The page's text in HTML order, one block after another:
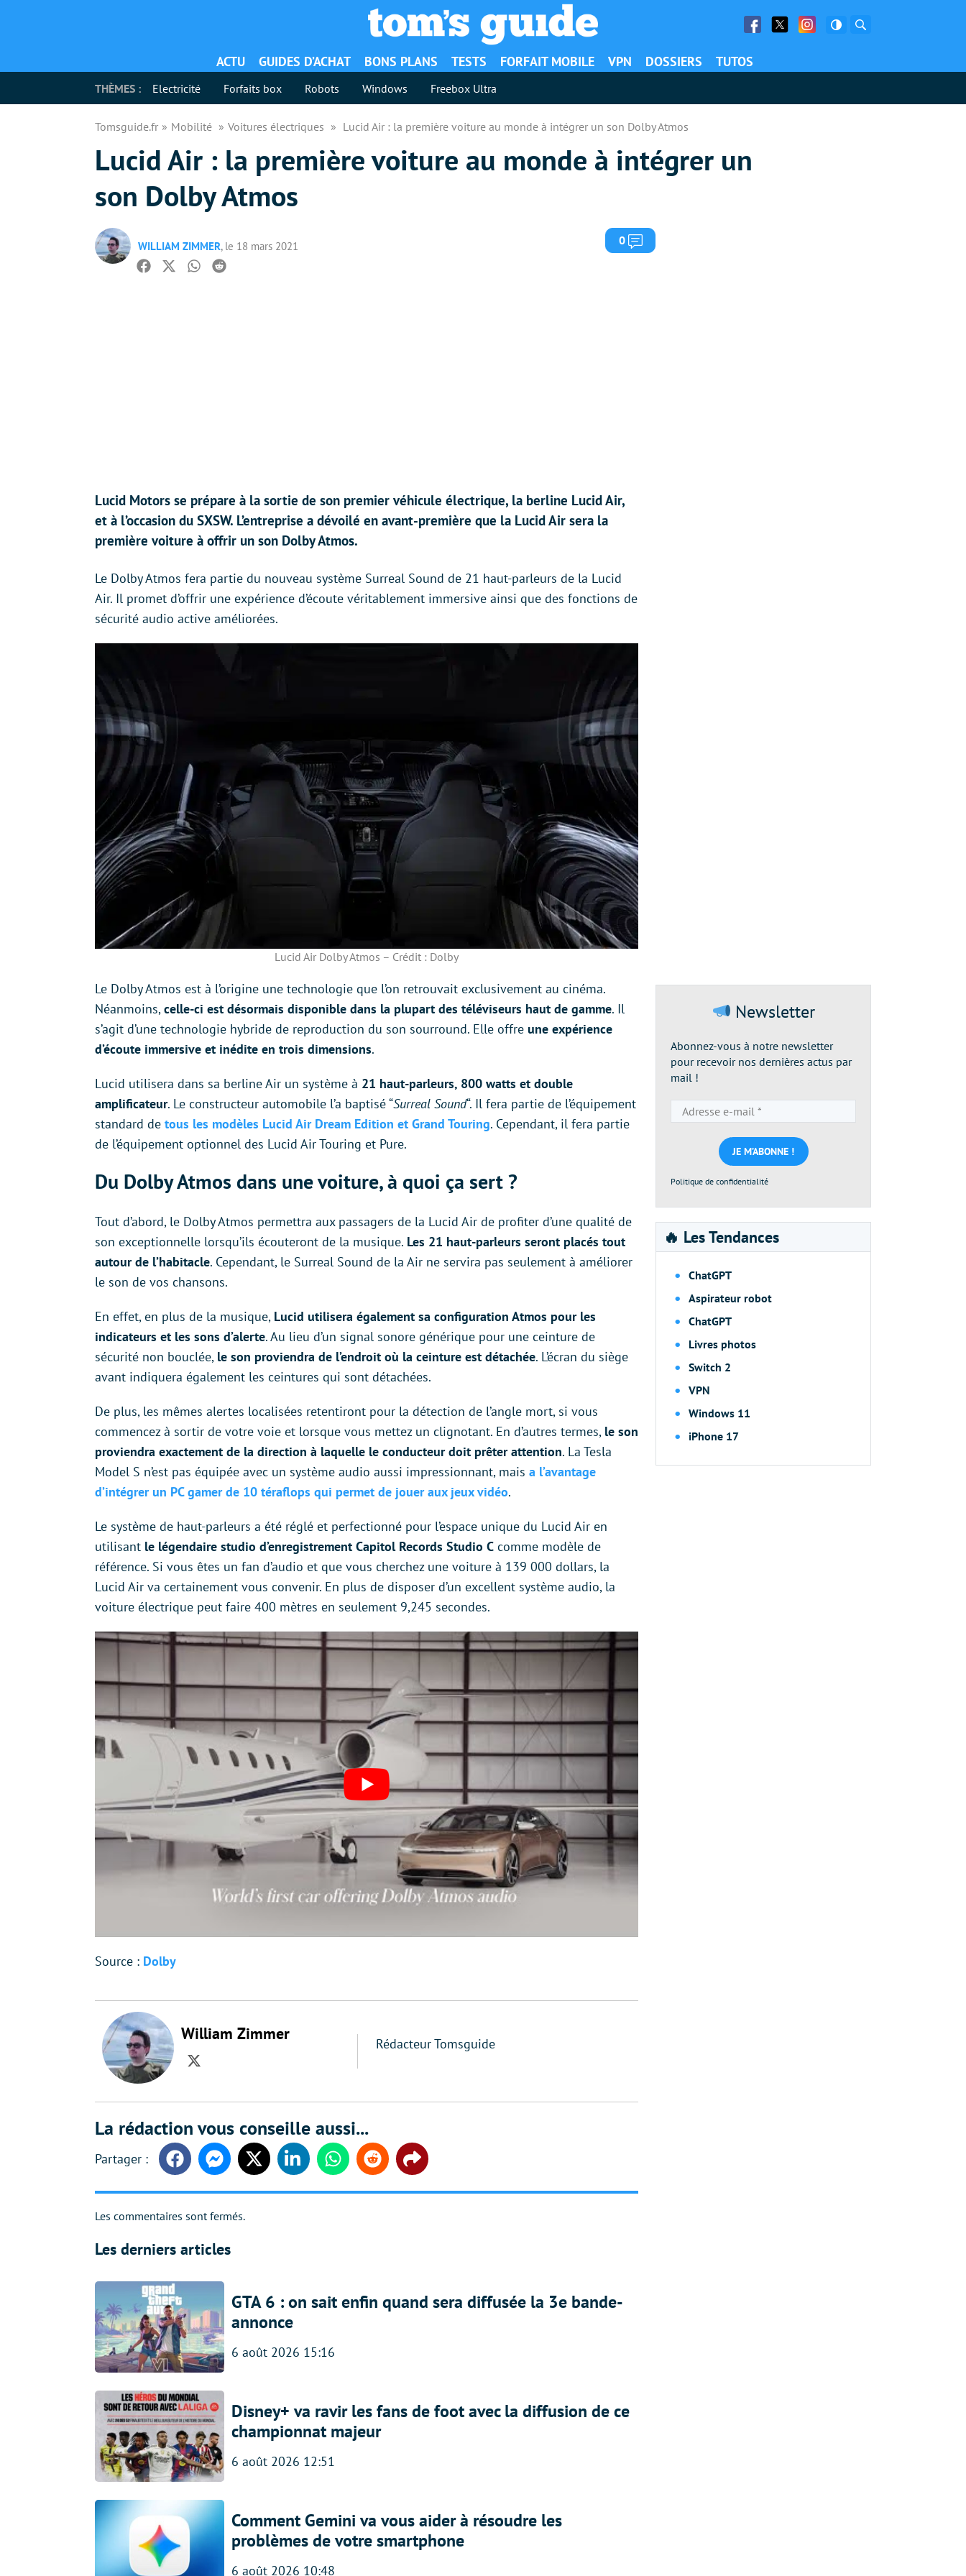
Facebook
Twitter Facebook
ACTU GUIDES D’ACHAT BONS PLANS TESTS FORFAIT MOBILE VPN DOSSIERS TUTOS
THÈMES : Electricité Forfaits box Robots Windows Freebox Ultra
Tomsguide.fr Mobilité Voitures électriques Lucid Air : la première voiture au monde à intégrer un son Dolby Atmos
Lucid Air : la première voiture au monde à intégrer un
son Dolby Atmos
WILLIAM ZIMMER, le 18 mars 2021 0 Commentaires
Facebook
TwitterWhatsapp
Reddit
Lucid Motors se prépare à la sortie de son premier véhicule électrique, la berline Lucid Air,
et à l’occasion du SXSW. L’entreprise a dévoilé en avant-première que la Lucid Air sera la
première voiture à offrir un son Dolby Atmos.
Le Dolby Atmos fera partie du nouveau système Surreal Sound de 21 haut-parleurs de la Lucid
Air. Il promet d’offrir une expérience d’écoute véritablement immersive ainsi que des fonctions de
sécurité audio active améliorées.
Lucid Air Dolby Atmos – Crédit : Dolby
Le Dolby Atmos est à l’origine une technologie que l’on retrouvait exclusivement au cinéma.
Néanmoins,celle-ci est désormais disponible dans la plupart des téléviseurs haut de gamme. Il
s’agit d’une technologie hybride de reproduction du son sourround. Elle offre une expérience
d’écoute immersive et inédite en trois dimensions.
Lucid utilisera dans sa berline Air un système à 21 haut-parleurs, 800 watts et double
amplificateur. Le constructeur automobile l’a baptisé “Surreal Sound“. Il fera partie de l’équipement
standard de tous les modèles Lucid Air Dream Edition et Grand Touring. Cependant, il fera partie
de l’équipement optionnel des Lucid Air Touring et Pure.
Du Dolby Atmos dans une voiture, à quoi ça sert ?
Tout d’abord, le Dolby Atmos permettra aux passagers de la Lucid Air de profiter d’une qualité de
son exceptionnelle lorsqu’ils écouteront de la musique. Les 21 haut-parleurs seront placés tout
autour de l’habitacle. Cependant, le Surreal Sound de la Air ne servira pas seulement à améliorer
le son de vos chansons.
En effet, en plus de la musique, Lucid utilisera également sa configuration Atmos pour les
indicateurs et les sons d’alerte. Au lieu d’un signal sonore générique pour une ceinture de
sécurité non bouclée, le son proviendra de l’endroit où la ceinture est détachée. L’écran du siège
avant indiquera également les ceintures qui sont détachées.
De plus, les mêmes alertes localisées retentiront pour la détection de l’angle mort, si vous
commencez à sortir de votre voie et lorsque vous mettez un clignotant. En d’autres termes, le son
proviendra exactement de la direction à laquelle le conducteur doit prêter attention. La Tesla
Model S n’est pas équipée avec un système audio aussi impressionnant, mais a l’avantage
d’intégrer un PC gamer de 10 téraflops qui permet de jouer aux jeux vidéo.
Le système de haut-parleurs a été réglé et perfectionné pour l’espace unique du Lucid Air en
utilisant le légendaire studio d’enregistrement Capitol Records Studio C comme modèle de
référence. Si vous êtes un fan d’audio et que vous cherchez une voiture à 139 000 dollars, la
Lucid Air va certainement vous convenir. En plus de disposer d’un excellent système audio, la
voiture électrique peut faire 400 mètres en seulement 9,245 secondes.
Source : Dolby
William Zimmer
Twitter
Rédacteur Tomsguide
La rédaction vous conseille aussi...
FacebookMessengerTwitter LinkedinWhatsappReddit Share
Les commentaires sont fermés.
Les derniers articles
GTA 6 : on sait enfin quand sera diffusée la 3e bande-
annonce
6 août 2026 15:16
Disney+ va ravir les fans de foot avec la diffusion de ce
championnat majeur
6 août 2026 12:51
Comment Gemini va vous aider à résoudre les
problèmes de votre smartphone
6 août 2026 10:48
Newsletter
Abonnez-vous à notre newsletter
pour recevoir nos dernières actus par
mail !
e-
mail
*
Politique de confidentialité
🔥 Les Tendances
ChatGPT
Aspirateur robot
ChatGPT
Livres photos
Switch 2
VPN
Windows 11
iPhone 17